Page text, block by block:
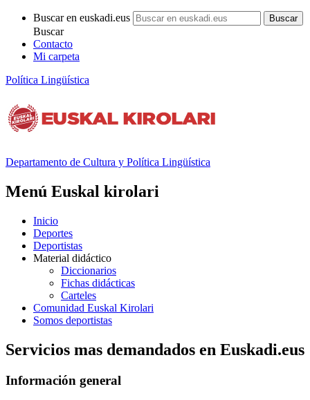
Buscar en euskadi.eus
Buscar
Contacto
Mi carpeta
Política Lingüística
Departamento de Cultura y Política Lingüística
Menú Euskal kirolari
Inicio
Deportes
Deportistas
Material didáctico
Diccionarios
Fichas didácticas
Carteles
Comunidad Euskal Kirolari
Somos deportistas
Servicios mas demandados en Euskadi.eus
Información general